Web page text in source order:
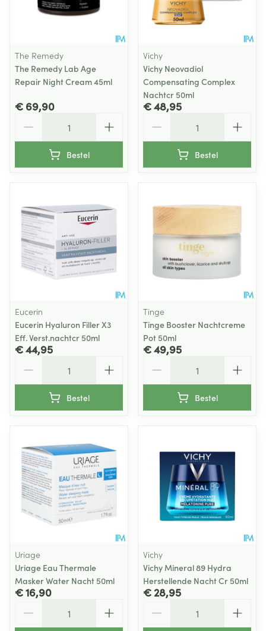
The Remedy
The Remedy Lab Age
Repair Night Cream 45ml
€ 69,90
Bestel
Vichy
Vichy Neovadiol
Compensating Complex
Nachtcr 50ml
€ 48,95
Bestel
Eucerin
Eucerin Hyaluron Filler X3
Eff. Verst.nachtcr 50ml
€ 44,95
Bestel
Tinge
Tinge Booster Nachtcreme
Pot 50ml
€ 49,95
Bestel
Uriage
Uriage Eau Thermale
Masker Water Nacht 50ml
€ 16,90
Vichy
Vichy Mineral 89 Hydra
Herstellende Nacht Cr 50ml
€ 28,95